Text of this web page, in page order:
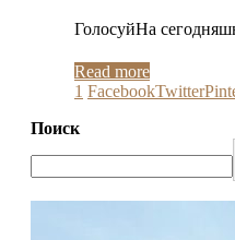
ГолосуйНа
Read more
1 FacebookTwitter
Поиск